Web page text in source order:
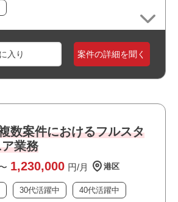
案件の詳細を聞く
数案件におけるフルスタ
業務
1,230,000 円/月 港区
30代活躍中 40代活躍中
守経験：3年以上
の開発経験：どちらかを3年以上(両
は歓迎)
験：3年以上
以上
イント
良好です
できアクセス良好です
で快適な環境です
商業施設が多くランチにも便利です
たオフィスで働けます
ンジニア
ドの実務経験
行経験
を構築した経験
を一から構築して利用した経験